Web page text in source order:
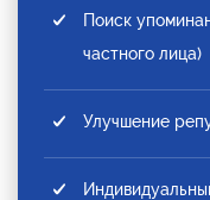
Поиск
частного лица)
Улучшение